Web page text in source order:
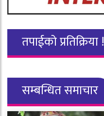
तपाईको प्रतिक्रिया !
सम्बन्धित समाचार